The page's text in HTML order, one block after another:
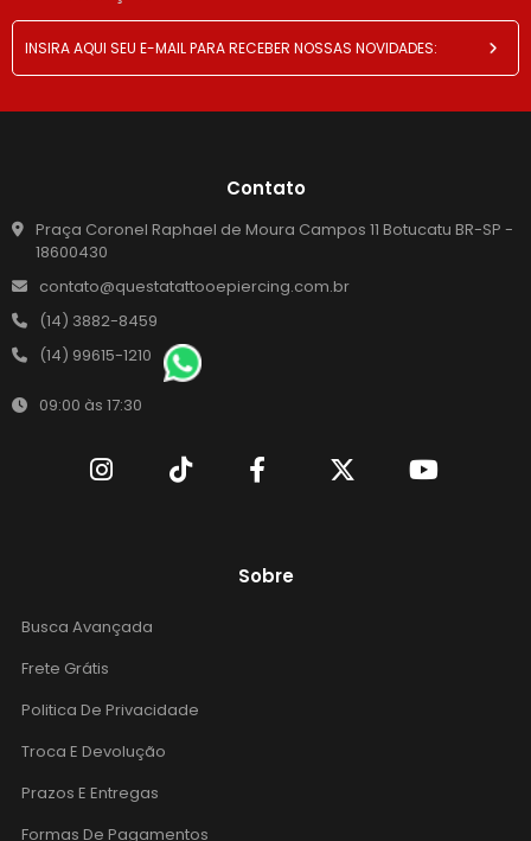
Contato
Praça Coronel Raphael de Moura Campos 11 Botucatu BR-SP -
18600430
contato@questatattooepiercing.com.br
(14) 3882-8459
(14) 99615-1210
09:00 às 17:30
Sobre
Busca Avançada
Frete Grátis
Politica De Privacidade
Troca E Devolução
Prazos E Entregas
Formas De Pagamentos